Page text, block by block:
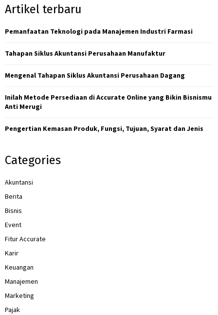
c
f
r
Artikel terbaru
Pemanfaatan Teknologi pada Manajemen Industri Farmasi
Tahapan Siklus Akuntansi Perusahaan Manufaktur
Mengenal Tahapan Siklus Akuntansi Perusahaan Dagang
Inilah Metode Persediaan di Accurate Online yang Bikin Bisnismu
Anti Merugi
Pengertian Kemasan Produk, Fungsi, Tujuan, Syarat dan Jenis
Categories
Akuntansi
Berita
Bisnis
Event
Fitur Accurate
Karir
Keuangan
Manajemen
Marketing
Pajak